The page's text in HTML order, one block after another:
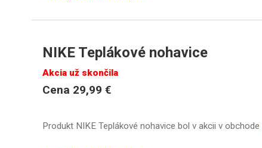
NIKE Teplákové nohavice
Akcia už skončila
Cena 29,99 €
Produkt NIKE Teplákové nohavice bol v akcii v obchode